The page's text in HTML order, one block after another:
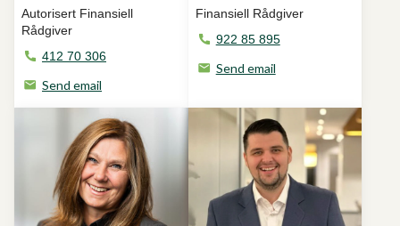
Autorisert Finansiell
Rådgiver
412 70 306
Send email
Finansiell Rådgiver
922 85 895
Send email